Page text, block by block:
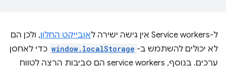
ל-Service workers אין גישה ישירה ל אובייקט החלון, ולכן הם
לא יכולים להשתמש ב- window.localStorage כדי לאחסן
ערכים. בנוסף, service workers הם סביבות הרצה לטווח